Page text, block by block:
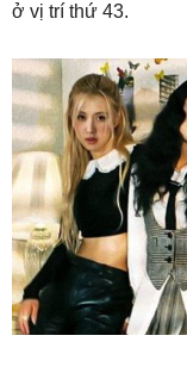
ở vị trí thứ 43.